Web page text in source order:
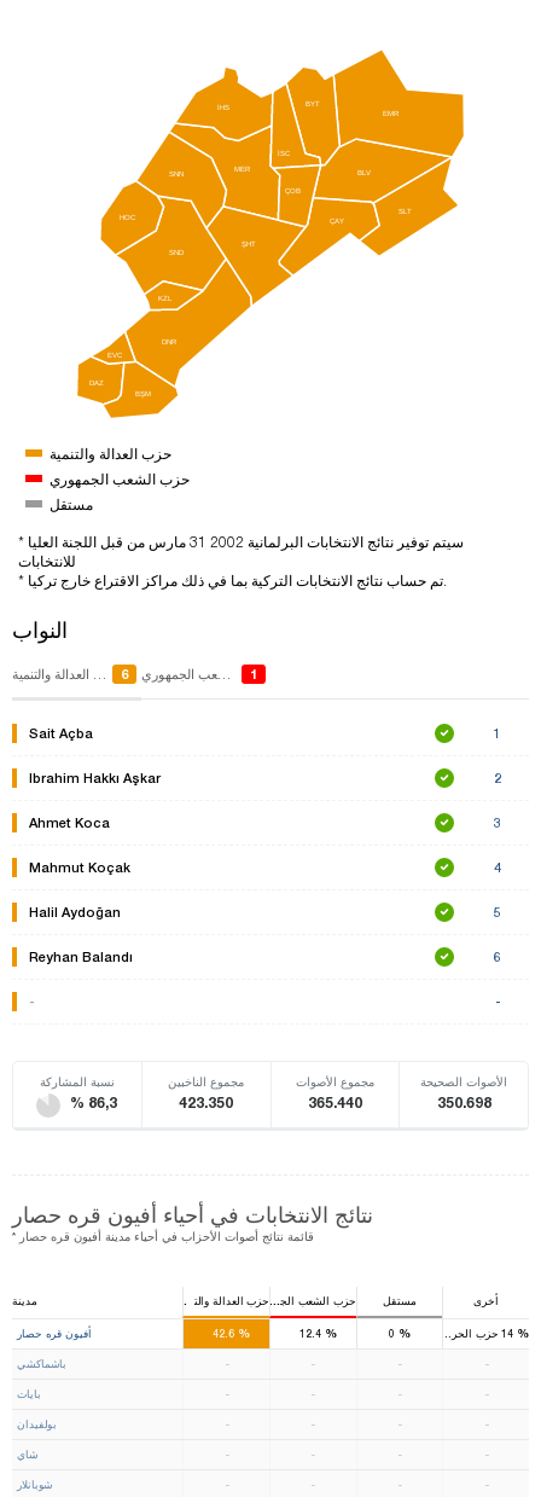
MER
BLV
ÇAY
DAZ
DNR
EMR
İHS
SND
SNN
SLT
ŞHT
BŞM
BYT
İSC
ÇOB
EVC
HOC
KZL
حزب العدالة والتنمية
حزب الشعب الجمهوري
مستقل
* سيتم توفير نتائج الانتخابات البرلمانية 2002 31 مارس من قبل اللجنة العليا
للانتخابات
* تم حساب نتائج الانتخابات التركية بما في ذلك مراكز الاقتراع خارج تركيا.
النواب
6 1
Sait Açba 1
Ibrahim Hakkı Aşkar 2
Ahmet Koca 3
Mahmut Koçak 4
Halil Aydoğan 5
Reyhan Balandı 6
- -
نسبة المشاركة
% 86,3
مجموع الناخبين
423.350
مجموع الأصوات
365.440
الأصوات الصحيحة
350.698
نتائج الانتخابات في أحياء أفيون قره حصار
* قائمة نتائج أصوات الأحزاب في أحياء مدينة أفيون قره حصار
مدينة حزب العدالة والتنميةحزب الشعب الجمهوري مستقل أخرى
أفيون قره حصار %
42.6
6
%
12.4
1
% % حزب الحركة القومية
باشماكشي - - - -
بايات - - - -
بولفيدان - - - -
شاي - - - -
شوبانلار - - - -